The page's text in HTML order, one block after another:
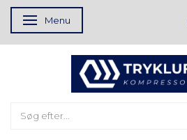
Skifte navigation
Menu